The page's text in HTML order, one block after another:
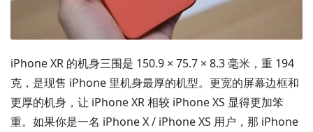
iPhone XR 的机身三围是 150.9 × 75.7 × 8.3 毫米，重 194
克，是现售 iPhone 里机身最厚的机型。更宽的屏幕边框和
更厚的机身，让 iPhone XR 相较 iPhone XS 显得更加笨
重。如果你是一名 iPhone X / iPhone XS 用户，那 iPhone